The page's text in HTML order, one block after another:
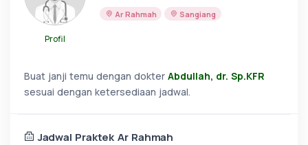
Profil
Ar Rahmah Sangiang
Buat janji temu dengan dokter Abdullah, dr. Sp.KFR
sesuai dengan ketersediaan jadwal.
Jadwal Praktek Ar Rahmah